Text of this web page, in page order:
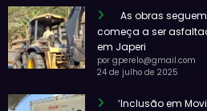
As obras
começa a ser
em Japeri
por gperelo@gmail.com
24 de julho de 2025
‘Inclusão em